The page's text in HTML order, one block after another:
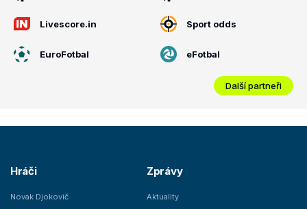
Livescore.in Sport odds
EuroFotbal eFotbal
Další partneři
Hráči
Novak Djokovič
Zprávy
Aktuality